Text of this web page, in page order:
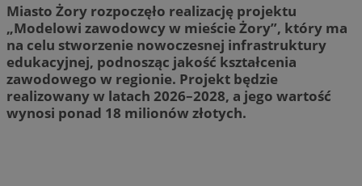
Miasto Żory rozpoczęło realizację projektu
„Modelowi zawodowcy w mieście Żory”, który ma
na celu stworzenie nowoczesnej infrastruktury
edukacyjnej, podnosząc jakość kształcenia
zawodowego w regionie. Projekt będzie
realizowany w latach 2026–2028, a jego wartość
wynosi ponad 18 milionów złotych.